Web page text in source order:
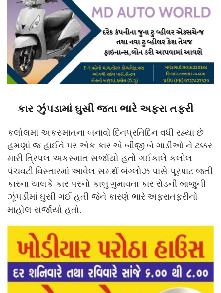
કાર ઝુંપડામાં ઘુસી જતા ભારે અફરા તફરી
કલોલમાં અકસ્માતના બનાવો દિનપ્રતિદિન વધી રહ્યા છે
હમણાં જ હાઈવે પર એક કાર એ બીજી બે ગાડીઓ ને ટક્કર
મારી ત્રિપલ અકસ્માત સર્જાયો હતો ગઈકાલે કલોલ
પંચવટી વિસ્તારમાં આવેલ સમર્થ બંગ્લોઝ પાસે પૂરપાટ જતી
કારના ચાલકે કાર પરનો કાબુ ગુમાવતા કાર રોડની બાજુની
ઝૂંપડીમાં ઘુસી ગઈ હતી જેને કારણે ભારે અફરાતફરીનો
માહોલ સર્જાયો હતો.